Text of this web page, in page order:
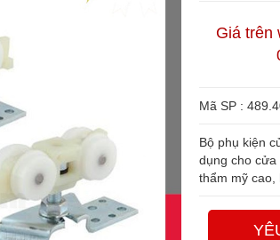
Giá trên
Mã SP :
Bộ phụ kiện
dụng cho cửa
thẩm mỹ cao,